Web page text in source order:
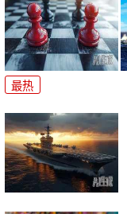
最热